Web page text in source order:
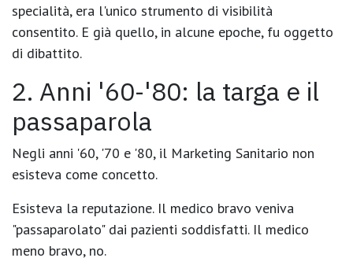
specialità, era l'unico strumento di visibilità
consentito. E già quello, in alcune epoche, fu oggetto
di dibattito.
2. Anni '60-'80: la targa e il
passaparola
Negli anni '60, '70 e '80, il Marketing Sanitario non
esisteva come concetto.
Esisteva la reputazione. Il medico bravo veniva
"passaparolato" dai pazienti soddisfatti. Il medico
meno bravo, no.